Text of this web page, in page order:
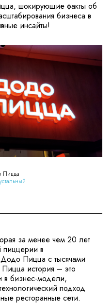
шокирующие факты об
бизнеса в
инсайты!
Пицца
за менее чем 20 лет
пиццерии в
Пицца с тысячами
история – это
в бизнес-модели,
подход
ресторанные сети.